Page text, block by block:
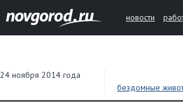
новости
24 ноября 2014 года
бездомные
нападение,